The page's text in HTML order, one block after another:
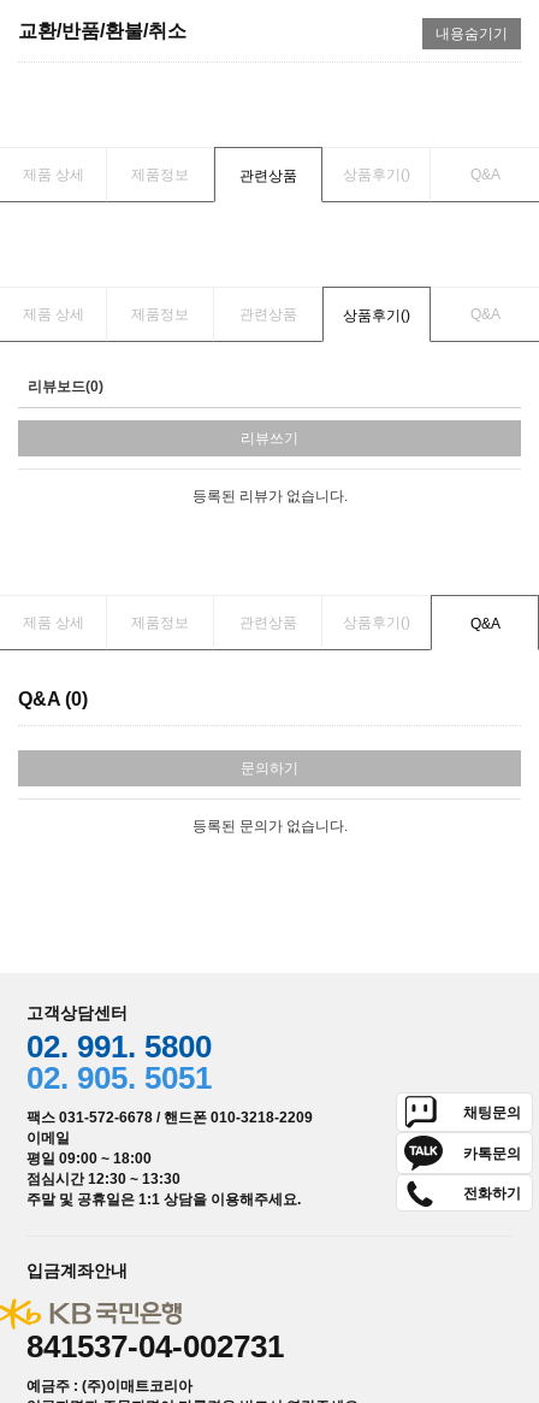
교환/반품/환불/취소 내용숨기기
제품 상세 제품정보 관련상품 상품후기() Q&A
제품 상세 제품정보 관련상품 상품후기() Q&A
리뷰보드(0)
리뷰쓰기
등록된 리뷰가 없습니다.
제품 상세 제품정보 관련상품 상품후기() Q&A
Q&A (0)
문의하기
등록된 문의가 없습니다.
고객상담센터
02. 991. 5800
02. 905. 5051
팩스 031-572-6678 / 핸드폰 010-3218-2209
이메일
평일 09:00 ~ 18:00
점심시간 12:30 ~ 13:30
주말 및 공휴일은 1:1 상담을 이용해주세요.
채팅문의
카톡문의
전화하기
입금계좌안내
841537-04-002731
예금주 : (주)이매트코리아